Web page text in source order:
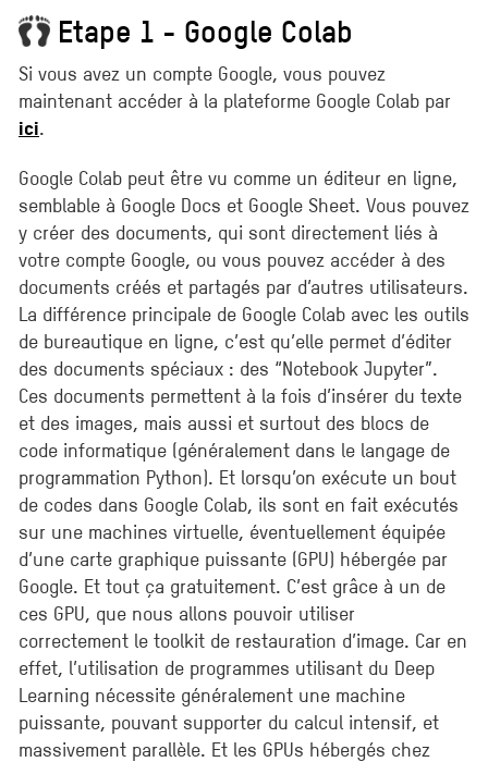
Etape 1 - Google Colab
Si vous avez un compte Google, vous pouvez
maintenant accéder à la plateforme Google Colab par
ici.
Google Colab peut être vu comme un éditeur en ligne,
semblable à Google Docs et Google Sheet. Vous pouvez
y créer des documents, qui sont directement liés à
votre compte Google, ou vous pouvez accéder à des
documents créés et partagés par d’autres utilisateurs.
La différence principale de Google Colab avec les outils
de bureautique en ligne, c’est qu’elle permet d’éditer
des documents spéciaux : des “Notebook Jupyter”.
Ces documents permettent à la fois d’insérer du texte
et des images, mais aussi et surtout des blocs de
code informatique (généralement dans le langage de
programmation Python). Et lorsqu’on exécute un bout
de codes dans Google Colab, ils sont en fait exécutés
sur une machines virtuelle, éventuellement équipée
d’une carte graphique puissante (GPU) hébergée par
Google. Et tout ça gratuitement. C’est grâce à un de
ces GPU, que nous allons pouvoir utiliser
correctement le toolkit de restauration d’image. Car en
effet, l’utilisation de programmes utilisant du Deep
Learning nécessite généralement une machine
puissante, pouvant supporter du calcul intensif, et
massivement parallèle. Et les GPUs hébergés chez